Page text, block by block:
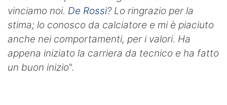
vinciamo noi. De Rossi? Lo ringrazio per la
stima; lo conosco da calciatore e mi è piaciuto
anche nei comportamenti, per i valori. Ha
appena iniziato la carriera da tecnico e ha fatto
un buon inizio".